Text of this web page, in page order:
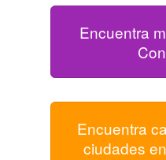
Encuentra
Encuentra
ciudades